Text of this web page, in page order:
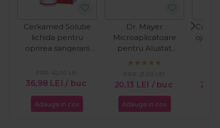
Cerkamed Solutie
lichida pentru
oprirea sangerarii
36,98 LEI / buc
PRP: 42,00 LEI
Adauga in cos
Dr. Mayer
Microaplicatoare
pentru Alustat
100buc
20,13 LEI / buc
PRP: 21,00 LEI
Adauga in cos
Cupio
oja